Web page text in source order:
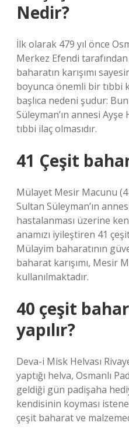
Nedir?
İlk olarak 479 yıl önce
Merkez Efendi
baharatın karışımı
boyunca önemli bir tıbbi
başlıca nedeni şudur:
Süleyman’ın annesi
tıbbi ilaç olmasıdır.
41 Çeşit
Mülayet Mesir Macunu
Sultan Süleyman’ın
hastalanması üzerine
anamızı iyileştiren 41
Mülayim baharatının
baharat karışımı, Mesir
kullanılmaktadır.
40 çeşit
yapılır?
Deva-i Misk Helvası
yaptığı helva, Osmanlı
geldiği gün padişaha
kendisinin koyması
çeşit baharat ve